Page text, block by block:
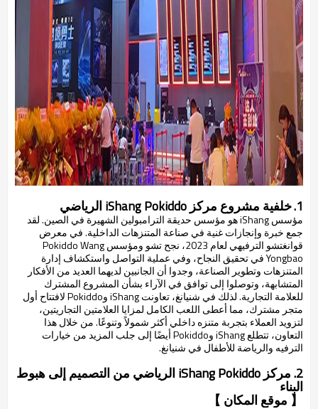
1. خلفية مشروع مركز iShang Pokiddo الرياضي
مؤسس iShang هو مؤسس حديقة الترامبولين الشهيرة في الصين. لقد
جمع خبرة وإنجازات غنية في صناعة المتنزهات الداخلية. في معرض
قوانغتشو الترفيهي لعام 2023، نجح تشو ومؤسس Pokiddo Wang
Yongbao في تحقيق النجاح، وفي عملية التواصل واستكشاف إدارة
المتنزهات وتطوير الصناعة، وجدوا أن الجانبين لديهما العديد من الأفكار
المتشابهة، وتوصلوا إلى توافق في الآراء بشأن المشروع المشترك
للعلامة التجارية. لذلك في شنيانغ، تعاونت iShang وPokiddo لافتتاح أول
متجر مشترك، مما أعطى اللعب الكامل لمزايا العلامتين التجاريتين،
لتزويد العملاء بتجربة متنزه داخلي أكثر شمولاً وتنوعًا. من خلال هذا
التعاون، تتطلع iShang وPokiddo أيضًا إلى جلب المزيد من خيارات
الترفيه والرياضة للأطفال في شنيانغ.
2. مركز iShang Pokiddo الرياضي من التصميم إلى هبوط
البناء
【 موقع المكان 】